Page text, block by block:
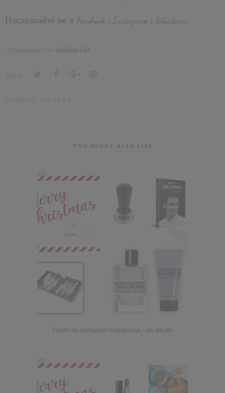
Последвайте ме в Facebook | Instagram | Bloglovin
BeGlam Girl
YOU MIGHT ALSO LIKE
Идеи за коледни подаръци - за мъже